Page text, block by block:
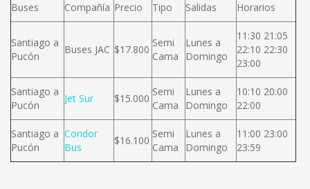
Buses Compañía Precio Tipo Salidas Horarios
Santiago a
Pucón
Buses JAC $17.800
Semi
Cama
Lunes a
Domingo
11:30 21:05
22:10 22:30
23:00
Santiago a
Pucón
Jet Sur $15.000
Semi
Cama
Lunes a
Domingo
10:10 20:00
22:00
Santiago a
Pucón
Condor
Bus
$16.100
Semi
Cama
Lunes a
Domingo
11:00 23:00
23:59